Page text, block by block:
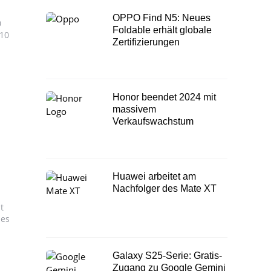
OPPO Find N5: Neues
Foldable erhält globale
Zertifizierungen
Honor beendet 2024 mit
massivem
Verkaufswachstum
Huawei arbeitet am
Nachfolger des Mate XT
Galaxy S25-Serie: Gratis-
Zugang zu Google Gemini